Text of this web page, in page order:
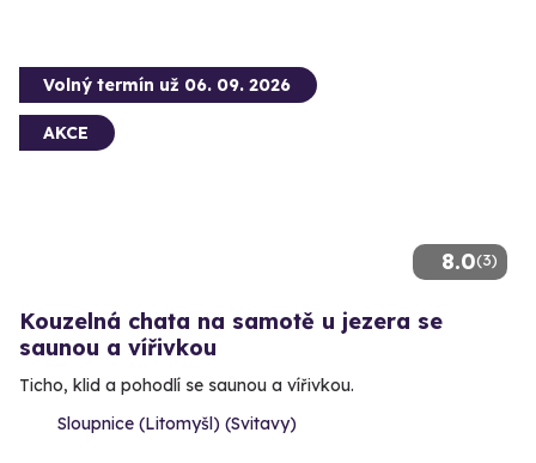
8.0(3)
Volný termín už 06. 09. 2026
AKCE
Kouzelná chata na samotě u jezera se
saunou a vířivkou
Ticho, klid a pohodlí se saunou a vířivkou.
Sloupnice (Litomyšl) (Svitavy)